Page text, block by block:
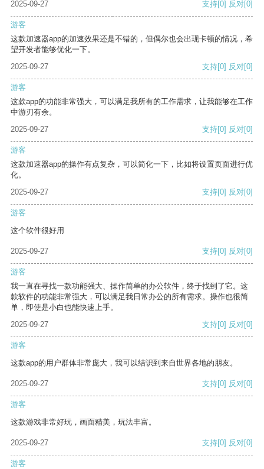
2025-09-27 支持[0] 反对[0]
游客
这款加速器app的加速效果还是不错的，但偶尔也会出现卡顿的情况，希
望开发者能够优化一下。
2025-09-27
支持[0] 反对[0]
游客
这款app的功能非常强大，可以满足我所有的工作需求，让我能够在工作
中游刃有余。
2025-09-27
支持[0] 反对[0]
游客
这款加速器app的操作有点复杂，可以简化一下，比如将设置页面进行优
化。
2025-09-27
支持[0] 反对[0]
游客
这个软件很好用
2025-09-27 支持[0] 反对[0]
游客
我一直在寻找一款功能强大、操作简单的办公软件，终于找到了它。这
款软件的功能非常强大，可以满足我日常办公的所有需求。操作也很简
单，即使是小白也能快速上手。
2025-09-27
支持[0] 反对[0]
游客
这款app的用户群体非常庞大，我可以结识到来自世界各地的朋友。
2025-09-27 支持[0] 反对[0]
游客
这款游戏非常好玩，画面精美，玩法丰富。
2025-09-27 支持[0] 反对[0]
游客